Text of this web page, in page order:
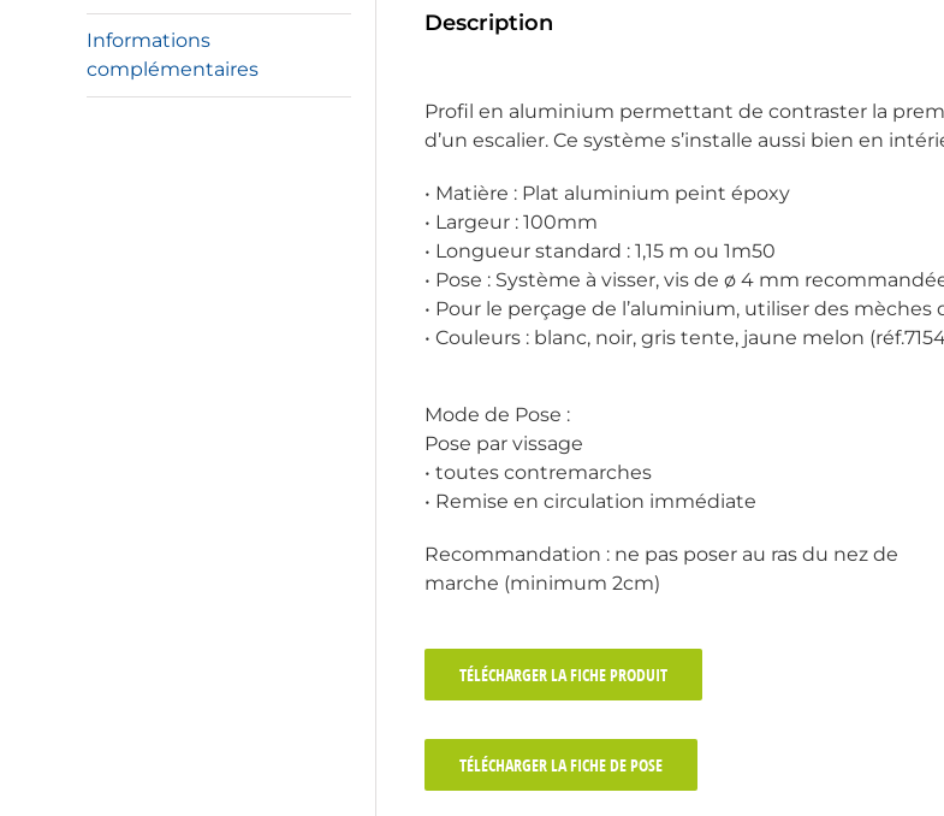
Informations
complémentaires
Description
Profil en aluminium permettant de contraster la
d’un escalier. Ce système s’installe aussi bien en
• Matière : Plat aluminium peint époxy
• Largeur : 100mm
• Longueur standard : 1,15 m ou 1m50
• Pose : Système à visser, vis de ø 4 mm
• Pour le perçage de l’aluminium, utiliser des mèches
• Couleurs : blanc, noir, gris tente, jaune melon
Mode de Pose :
Pose par vissage
• toutes contremarches
• Remise en circulation immédiate
Recommandation : ne pas poser au ras du nez de
marche (minimum 2cm)
TÉLÉCHARGER LA FICHE PRODUIT
TÉLÉCHARGER LA FICHE DE POSE